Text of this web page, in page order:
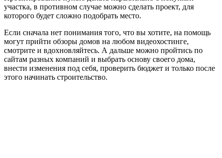
участка, в противном случае можно сделать проект, для
которого будет сложно подобрать место.
Если сначала нет понимания того, что вы хотите, на помощь
могут прийти обзоры домов на любом видеохостинге,
смотрите и вдохновляйтесь. А дальше можно пройтись по
сайтам разных компаний и выбрать основу своего дома,
внести изменения под себя, проверить бюджет и только после
этого начинать строительство.